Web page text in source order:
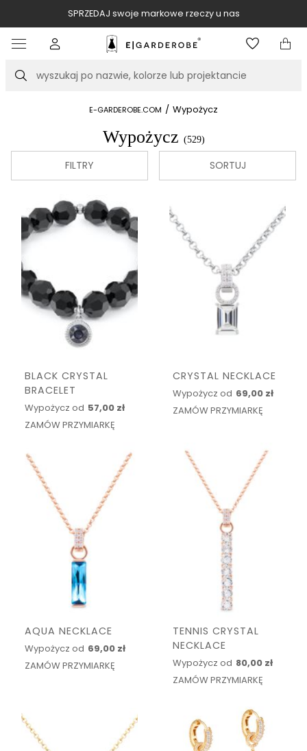
SPRZEDAJ swoje markowe rzeczy u nas
Szukaj
E-GARDEROBE.COM / Wypożycz
Wypożycz (529)
FILTRY SORTUJ
BLACK CRYSTAL
BRACELET
Wypożycz od 57,00 zł
ZAMÓW PRZYMIARKĘ
CRYSTAL NECKLACE
Wypożycz od 69,00 zł
ZAMÓW PRZYMIARKĘ
AQUA NECKLACE
Wypożycz od 69,00 zł
ZAMÓW PRZYMIARKĘ
TENNIS CRYSTAL
NECKLACE
Wypożycz od 80,00 zł
ZAMÓW PRZYMIARKĘ